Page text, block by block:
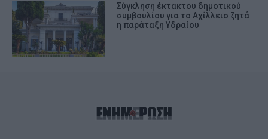
Σύγκληση έκτακτου δημοτικού
συμβουλίου για το Αχίλλειο ζητά
η παράταξη Υδραίου